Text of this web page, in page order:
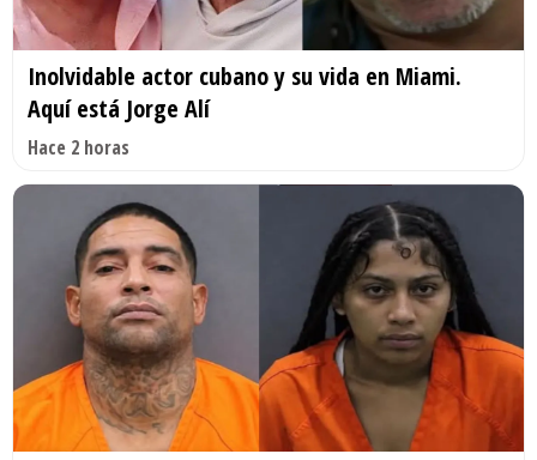
Inolvidable actor cubano y su vida en Miami.
Aquí está Jorge Alí
Hace 2 horas